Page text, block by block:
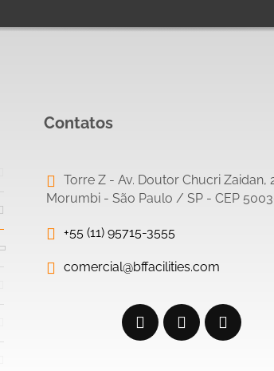
Contatos
Torre Z - Av. Doutor Chucri Zaidan,
Morumbi - São Paulo / SP - CEP
+55 (11) 95715-3555
comercial@bffacilities.com